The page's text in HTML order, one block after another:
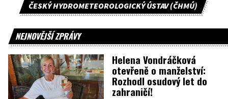
ČESKÝ HYDROMETEOROLOGICKÝ ÚSTAV (ČHMÚ)
NEJNOVĚJŠÍ ZPRÁVY
Helena Vondráčková
otevřeně o manželství:
Rozhodl osudový let do
zahraničí!